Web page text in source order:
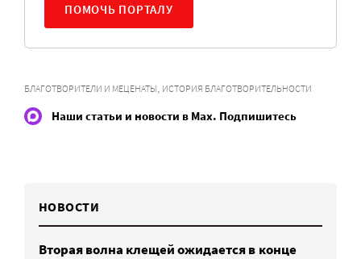
ПОМОЧЬ ПОРТАЛУ
БЛАГОТВОРИТЕЛИ И МЕЦЕНАТЫ ИСТОРИЯ БЛАГОТВОРИТЕЛЬНОСТИ
Наши статьи и новости в Max. Подпишитесь
НОВОСТИ
Вторая волна клещей ожидается в конце